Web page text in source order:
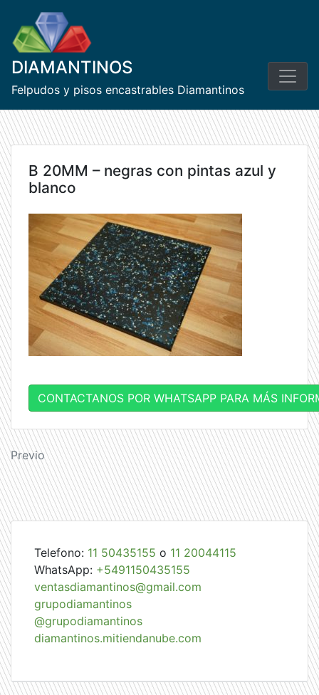
content
DIAMANTINOS
Felpudos y pisos encastrables Diamantinos
B 20MM – negras con pintas azul y
blanco
CONTACTANOS POR WHATSAPP PARA MÁS
Navegación
de
entradas
Previo
Telefono: 11 50435155 o 11 20044115
WhatsApp: +5491150435155
ventasdiamantinos@gmail.com
grupodiamantinos
@grupodiamantinos
diamantinos.mitiendanube.com